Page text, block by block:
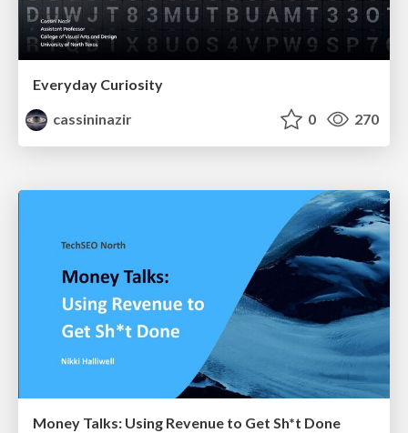
Everyday Curiosity
cassininazir
0 270
Money Talks: Using Revenue to Get Sh*t Done